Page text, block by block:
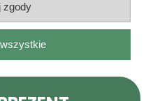
99, 51-638 Wrocław |
537 71 71 71| NIP: 8982036706 |
strony
zgody